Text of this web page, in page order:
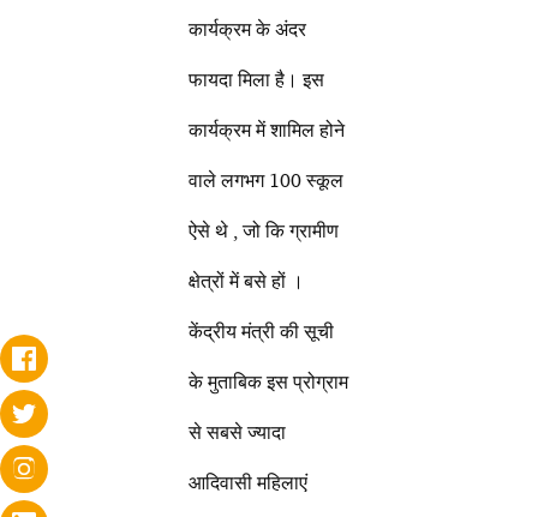
कार्यक्रम के अंदर
फायदा मिला है। इस
कार्यक्रम में शामिल होने
वाले लगभग 100 स्कूल
ऐसे थे , जो कि ग्रामीण
क्षेत्रों में बसे हों ।
केंद्रीय मंत्री की सूची
के मुताबिक इस प्रोग्राम
से सबसे ज्यादा
आदिवासी महिलाएं